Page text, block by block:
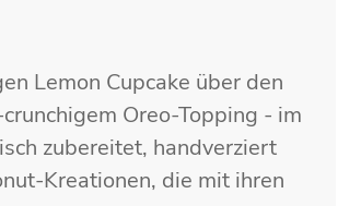
Lemon Cupcake über den
Oreo-Topping - im
zubereitet, handverziert
Kreationen, die mit ihren